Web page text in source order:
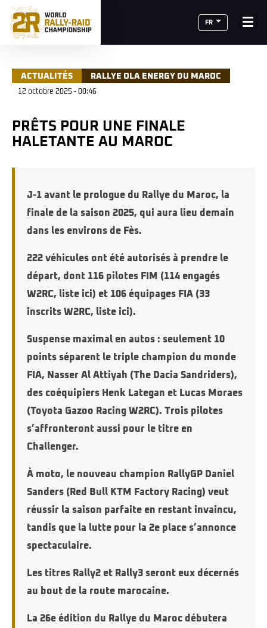
FR
ACTUALITÉS RALLYE OLA ENERGY DU MAROC
12 octobre 2025 - 00:46
PRÊTS POUR UNE FINALE
HALETANTE AU MAROC
J-1 avant le prologue du Rallye du Maroc, la
finale de la saison 2025, qui aura lieu demain
dans les environs de Fès.
222 véhicules ont été autorisés à prendre le
départ, dont 116 pilotes FIM (114 engagés
W2RC, liste ici) et 106 équipages FIA (33
inscrits W2RC, liste ici).
Suspense maximal en autos : seulement 10
points séparent le triple champion du monde
FIA, Nasser Al Attiyah (The Dacia Sandriders),
des coéquipiers Henk Lategan et Lucas Moraes
(Toyota Gazoo Racing W2RC). Trois pilotes
s’affronteront aussi pour le titre en
Challenger.
À moto, le nouveau champion RallyGP Daniel
Sanders (Red Bull KTM Factory Racing) veut
réussir la saison parfaite en restant invaincu,
tandis que la lutte pour la 2e place s’annonce
spectaculaire.
Les titres Rally2 et Rally3 seront eux décernés
au bout de la route marocaine.
La 26e édition du Rallye du Maroc débutera